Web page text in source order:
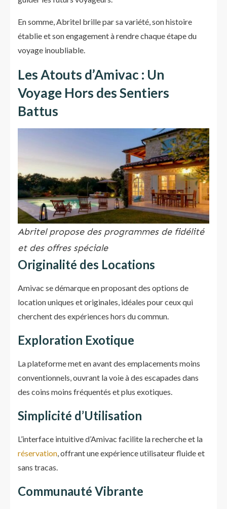
En somme, Abritel brille par sa variété, son histoire
établie et son engagement à rendre chaque étape du
voyage inoubliable.
Les Atouts d’Amivac : Un
Voyage Hors des Sentiers
Battus
Abritel propose des programmes de fidélité
et des offres spéciale
Originalité des Locations
Amivac se démarque en proposant des options de
location uniques et originales, idéales pour ceux qui
cherchent des expériences hors du commun.
Exploration Exotique
La plateforme met en avant des emplacements moins
conventionnels, ouvrant la voie à des escapades dans
des coins moins fréquentés et plus exotiques.
Simplicité d’Utilisation
L’interface intuitive d’Amivac facilite la recherche et la
réservation, offrant une expérience utilisateur fluide et
sans tracas.
Communauté Vibrante